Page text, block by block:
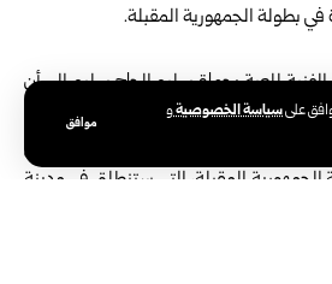
علىسياسة الخصوصيةو
موافق
في بطولة الجمهورية المقبلة.
للعبة بحماة سليم الحاج سليم إلى أن
أنه تم في نهاية البطولة انتقاء سبعة لاعبين وسبع
المقبلة، التي ستنطلق في مدينة